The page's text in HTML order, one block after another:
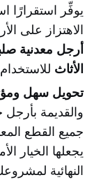
يوفِّر استقرارًا
الاهتزاز على
أرجل معدنية
الأثاث
تحويل سهل
والقديمة بأرجل
جميع القطع
يجعلها الخيار
النهائية